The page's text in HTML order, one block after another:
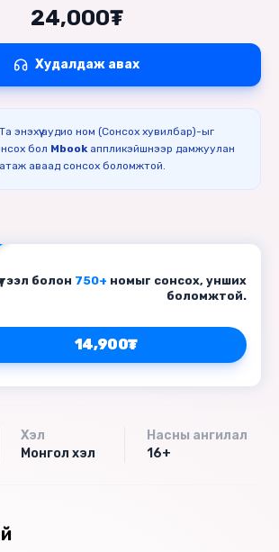
24,000₮
Худалдаж авах
Та энэхүү аудио ном (Сонсох хувилбар)-ыг
бол Mbookаппликэйшнээр дамжуулан
аваад сонсох боломжтой.
болон 750+ номыг сонсох, унших
боломжтой.
14,900₮
Хэл
Монгол хэл
Насны ангилал
16+